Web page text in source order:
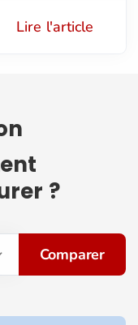
Lire l'article
?
Comparer